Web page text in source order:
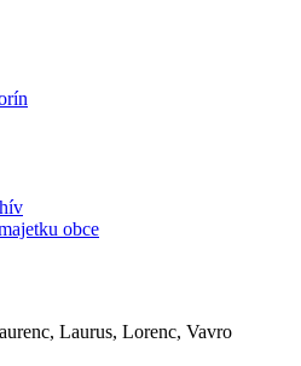
obce
Laurus, Lorenc, Vavro